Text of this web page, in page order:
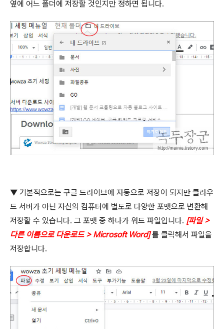
옆에 어느 폴더에 저장할 것인지만 정하면 됩니다.
▼ 기본적으로는 구글 드라이브에 자동으로 저장이 되지만 클라우
드 서버가 아닌 자신의 컴퓨터에 별도로 다양한 포맷으로 변환해
저장할 수 있습니다. 그 포맷 중 하나가 워드 파일입니다. [파일>
다른 이름으로 다운로드> Microsoft Word] 를 클릭해서 파일을
저장합니다.